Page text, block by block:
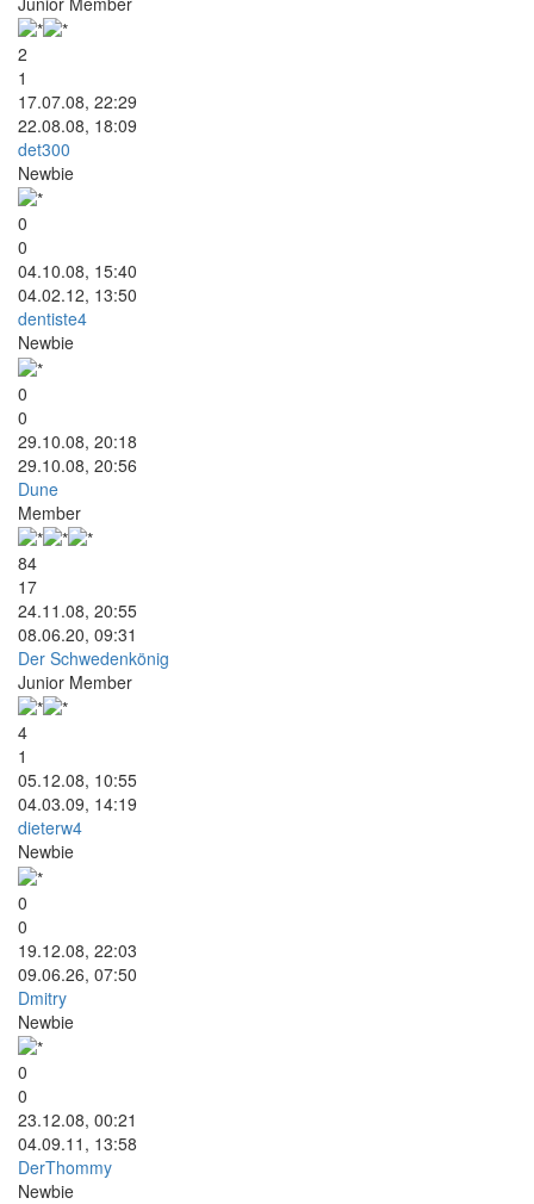
2
1
17.07.08, 22:29
22.08.08, 18:09
det300
Newbie
0
0
04.10.08, 15:40
04.02.12, 13:50
dentiste4
Newbie
0
0
29.10.08, 20:18
29.10.08, 20:56
Dune
Member
84
17
24.11.08, 20:55
08.06.20, 09:31
Der Schwedenkönig
Junior Member
4
1
05.12.08, 10:55
04.03.09, 14:19
dieterw4
Newbie
0
0
19.12.08, 22:03
09.06.26, 07:50
Dmitry
Newbie
0
0
23.12.08, 00:21
04.09.11, 13:58
DerThommy
Newbie